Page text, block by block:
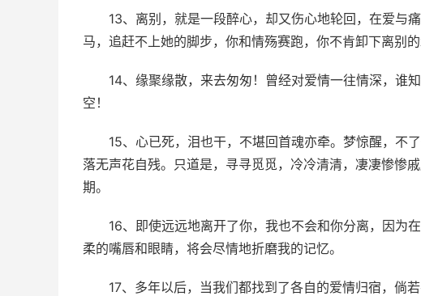
13、离别，就是一段醉心，却又伤心地轮回，在爱与
马，追赶不上她的脚步，你和情殇赛跑，你不肯卸下离别的
14、缘聚缘散，来去匆匆！曾经对爱情一往情深，谁
空！
15、心已死，泪也干，不堪回首魂亦牵。梦惊醒，不
落无声花自残。只道是，寻寻觅觅，冷冷清清，凄凄惨惨
期。
16、即使远远地离开了你，我也不会和你分离，因为
柔的嘴唇和眼睛，将会尽情地折磨我的记忆。
17、多年以后，当我们都找到了各自的爱情归宿，倘